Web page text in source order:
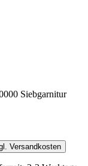
Versandkosten